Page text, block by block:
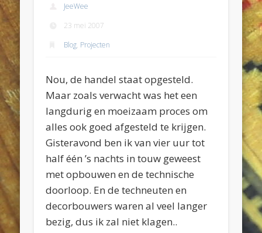
JeeWee
23 mei 2007
Blog, Projecten
Nou, de handel staat opgesteld.
Maar zoals verwacht was het een
langdurig en moeizaam proces om
alles ook goed afgesteld te krijgen.
Gisteravond ben ik van vier uur tot
half één ’s nachts in touw geweest
met opbouwen en de technische
doorloop. En de techneuten en
decorbouwers waren al veel langer
bezig, dus ik zal niet klagen..